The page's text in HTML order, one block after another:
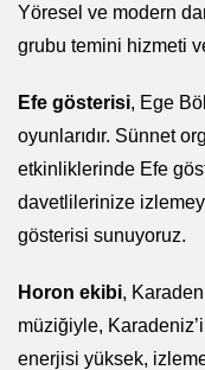
Yöresel ve modern
grubu temini hizmeti
Efe gösterisi, Ege
oyunlarıdır. Sünnet
etkinliklerinde Efe
davetlilerinize
gösterisi sunuyoruz.
Horon ekibi,
müziğiyle,
enerjisi yüksek,